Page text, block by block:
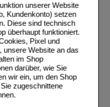
unserer Website
Kundenkonto) setzen
Diese sind technisch
überhaupt funktioniert.
Pixel und
unsere Website an das
im Shop
darüber, wie Sie
wir ein, um den Shop
zugeschnittene